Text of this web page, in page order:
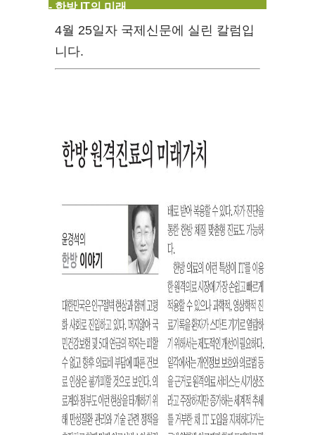
- 한방 IT의 미래
4월 25일자 국제신문에 실린 칼럼입
니다.